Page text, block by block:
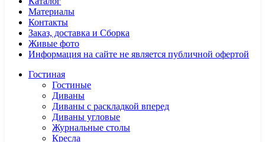
Материалы
Контакты
Заказ, доставка и Сборка
Живые фото
Информация на сайте не является публичной офертой
Гостиная
Гостиные
Диваны
Диваны с раскладкой вперед
Диваны угловые
Журнальные столы
Кресла